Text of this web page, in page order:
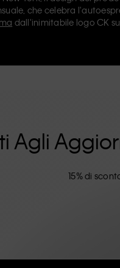
che celebra
dall'inimitabile logo CK
essenziali di tutti I giorni.
Agli
15% di